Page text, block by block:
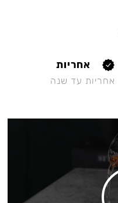
אחריות
אחריות עד שנה